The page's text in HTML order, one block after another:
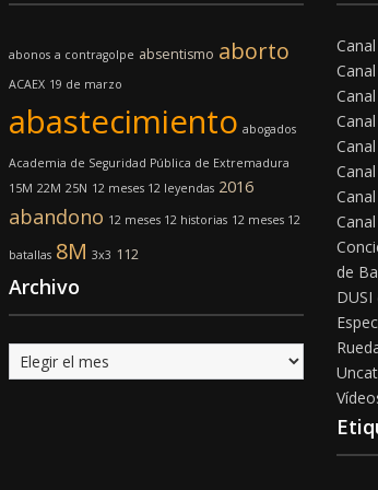
abonos a contragolpe absentismo aborto
ACAEX 19 de marzo
abastecimiento abogados
Academia de Seguridad Pública de Extremadura
15M 22M 25N 12 meses 12 leyendas 2016
abandono 12 meses 12 historias 12 meses 12
batallas 8M 3x3 112
Archivo
Archivo
de
DUSI